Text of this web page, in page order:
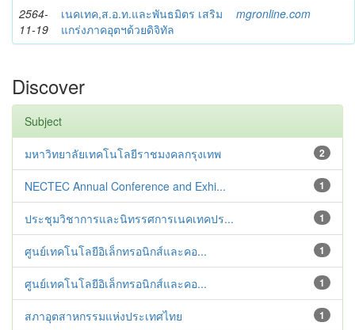
2564-
11-19
เนคเทค,ส.อ.ท.และพันธมิตร เสริม
แกร่งภาคอุตฯด้วยดิจิทัล
mgronline.com
Discover
Subject
2
มหาวิทยาลัยเทคโนโลยีราชมงคลกรุงเทพ
1
NECTEC Annual Conference and Exhi...
1
ประชุมวิชาการและนิทรรศการเนคเทคปร...
1
ศูนย์เทคโนโลยีอิเล็กทรอนิกส์และคอ...
1
ศูนย์เทคโนโลยีอิเล็กทรอนิกส์และคอ...
1
สภาอุตสาหกรรมแห่งประเทศไทย